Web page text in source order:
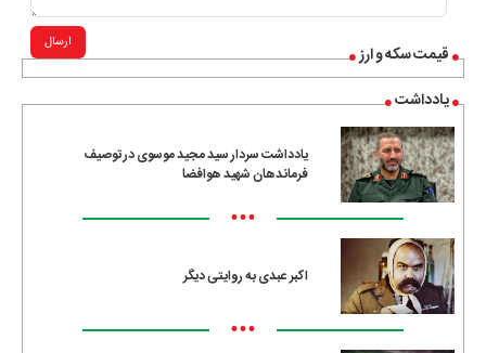
قیمت سکه و ارز
یادداشت
یادداشت سردار سید مجید موسوی در توصیف
فرماندهان شهید هوافضا
•••
اکبر عبدی به روایتی دیگر
•••
ارسال